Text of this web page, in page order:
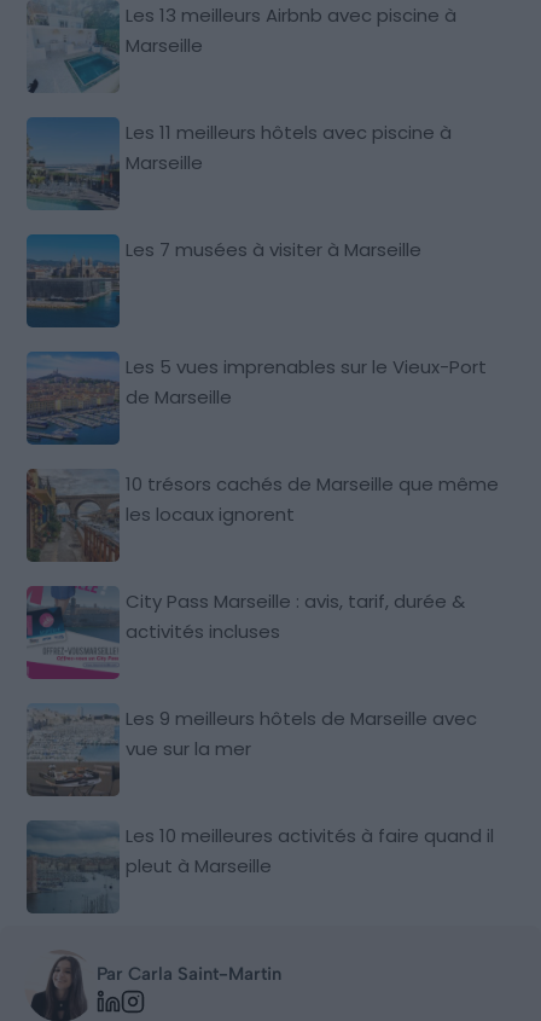
Les 13 meilleurs Airbnb avec piscine à
Marseille
Les 11 meilleurs hôtels avec piscine à
Marseille
Les 7 musées à visiter à Marseille
Les 5 vues imprenables sur le Vieux-Port
de Marseille
10 trésors cachés de Marseille que même
les locaux ignorent
City Pass Marseille : avis, tarif, durée &
activités incluses
Les 9 meilleurs hôtels de Marseille avec
vue sur la mer
Les 10 meilleures activités à faire quand il
pleut à Marseille
Par Carla Saint-Martin